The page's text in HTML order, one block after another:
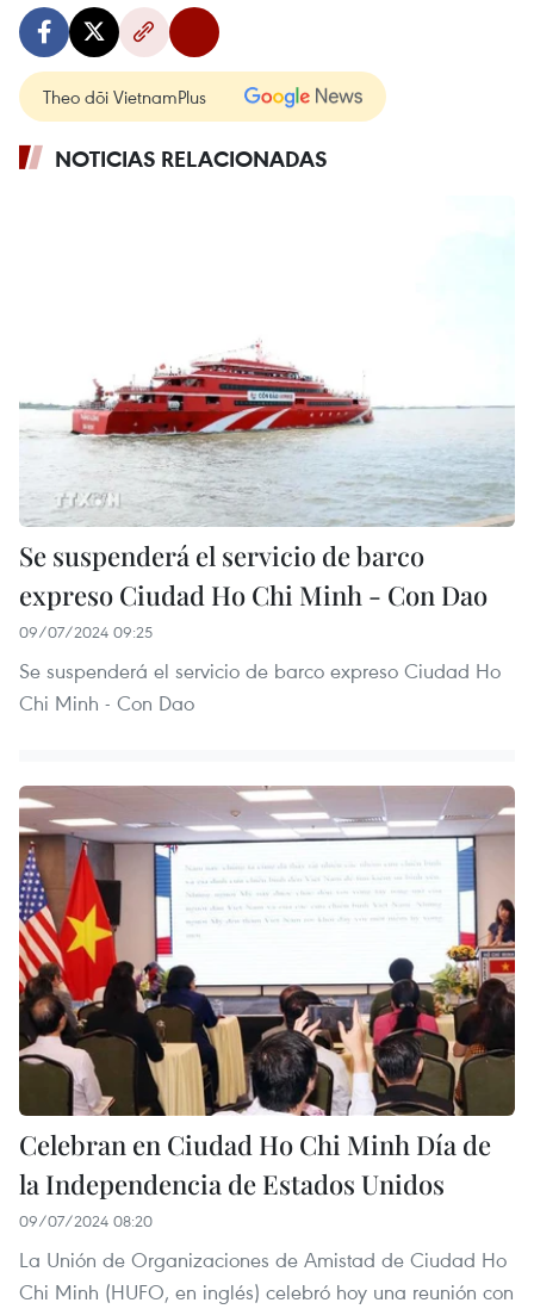
Theo dõi VietnamPlus
NOTICIAS RELACIONADAS
Se suspenderá el servicio de barco
expreso Ciudad Ho Chi Minh - Con Dao
09/07/2024 09:25
Se suspenderá el servicio de barco expreso Ciudad Ho
Chi Minh - Con Dao
Celebran en Ciudad Ho Chi Minh Día de
la Independencia de Estados Unidos
09/07/2024 08:20
La Unión de Organizaciones de Amistad de Ciudad Ho
Chi Minh (HUFO, en inglés) celebró hoy una reunión con